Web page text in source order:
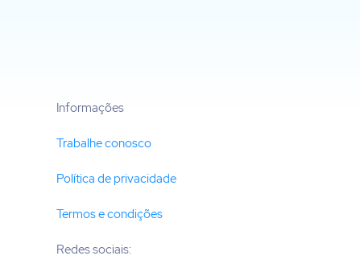
Informações
Trabalhe conosco
Política de privacidade
Termos e condições
Redes sociais: